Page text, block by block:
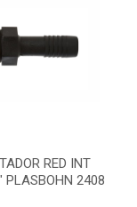
RED INT
2408